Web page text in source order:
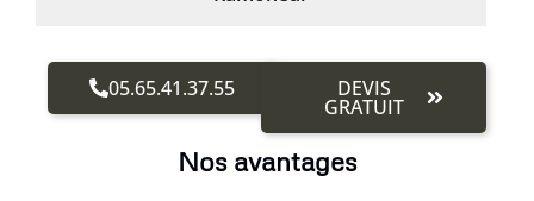
05.65.41.37.55 DEVIS
GRATUIT
Nos avantages